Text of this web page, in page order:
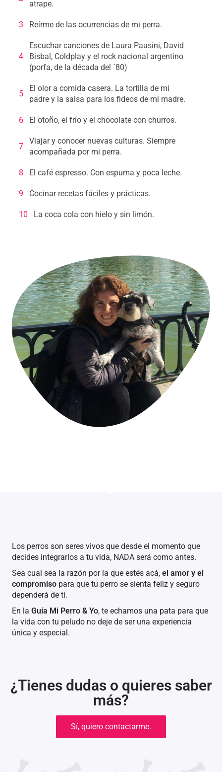
atrape.
3 Reírme de las ocurrencias de mi perra.
4
Escuchar canciones de Laura Pausini, David
Bisbal, Coldplay y el rock nacional argentino
(porfa, de la década del ´80)
5
El olor a comida casera. La tortilla de mi
padre y la salsa para los fideos de mi madre.
6 El otoño, el frío y el chocolate con churros.
7
Viajar y conocer nuevas culturas. Siempre
acompañada por mi perra.
8 El café espresso. Con espuma y poca leche.
9 Cocinar recetas fáciles y prácticas.
10 La coca cola con hielo y sin limón.
Los perros son seres vivos que desde el momento que
decides integrarlos a tu vida, NADA será como antes.
Sea cual sea la razón por la que estés acá, el amor y el
compromiso para que tu perro se sienta feliz y seguro
dependerá de ti.
En la Guía Mi Perro & Yo, te echamos una pata para que
la vida con tu peludo no deje de ser una experiencia
única y especial.
¿Tienes dudas o quieres saber
más?
Sí, quiero contactarme.